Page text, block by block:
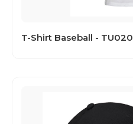
T-Shirt Baseball - TU020